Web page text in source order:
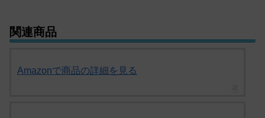
関連商品
Amazonで商品の詳細を見る